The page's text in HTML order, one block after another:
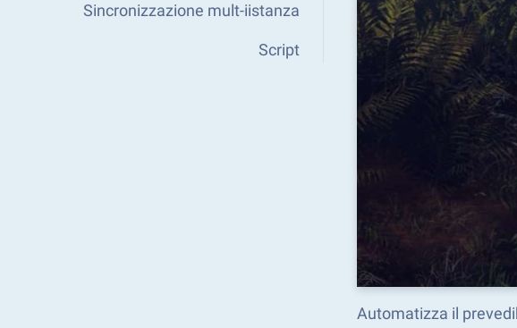
Sincronizzazione mult-iistanza
Script
Automatizza il